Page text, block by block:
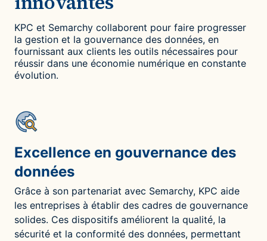
KPC et Semarchy collaborent pour faire progresser
la gestion et la gouvernance des données, en
fournissant aux clients les outils nécessaires pour
réussir dans une économie numérique en constante
évolution.
Excellence en gouvernance des
données
Grâce à son partenariat avec Semarchy, KPC aide
les entreprises à établir des cadres de gouvernance
solides. Ces dispositifs améliorent la qualité, la
sécurité et la conformité des données, permettant